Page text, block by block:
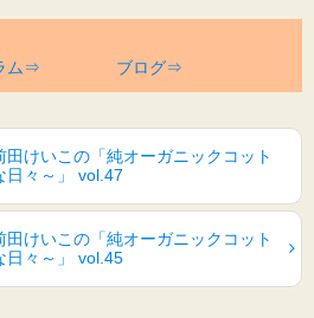
ム⇒ ブログ⇒
けいこの「純オーガニックコット
日々～」 vol.47
田けいこの「純オーガニックコット
日々～」 vol.45